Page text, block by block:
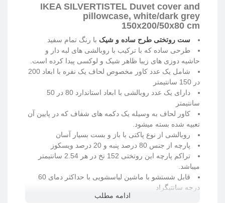
IKEA SILVERTISTEL Duvet cover and
pillowcase, white/dark grey
150x200/50x80 cm
ست روتختی طرح ساده و شیک با رنگ تمام سفید
طرحی ساده که با ترکیب با روبالشی های لبه دار و
حاشیه دوزی های زیبا ظاهر شیک و لوکسی پیدا کرده است.
شامل یک عدد کاور مخصوص لحاف یک نفره با ابعاد 200
در 150 سانتیمتر
دارای یک عدد روبالشی با ابعاد استاندارد 80 در 50
سانتیمتر
کاور لحاف به وسیله یک دکمه های شفاف که در پایین آن
تعبیه شده بسته میشود.
روبالشی از نوع پاکتی با باز و بست بسیار آسان
پارچه از جنس 80 درصد پنبه و 20 درصد ویسکوز
تراکم پارچه این روتختی 152 نخ در هر 2.54 سانتیمتر
میباشد.
قابل شستشو با ماشین لباسشویی با حداکثر دمای 60
درجه سانتیگراد
ادامه مطلب